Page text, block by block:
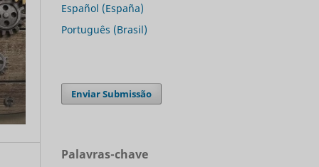
Español (España)
Português (Brasil)
Enviar Submissão
Palavras-chave